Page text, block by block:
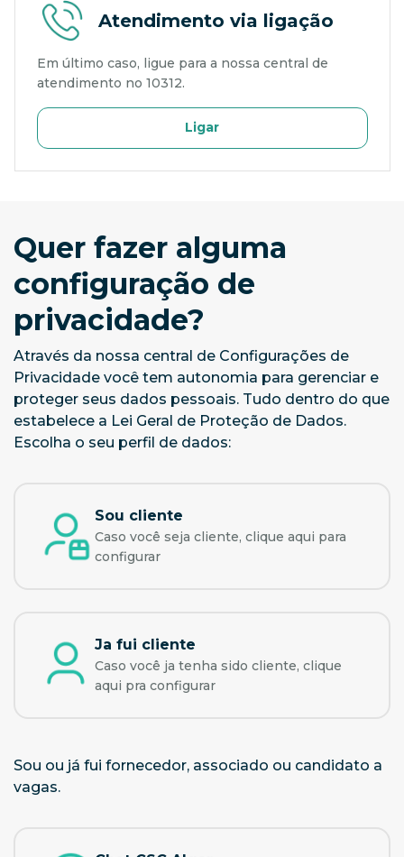
Atendimento via ligação
Em último caso, ligue para a nossa central de
atendimento no 10312.
Ligar
Quer fazer alguma
configuração de
privacidade?
Através da nossa central de Configurações de
Privacidade você tem autonomia para gerenciar e
proteger seus dados pessoais. Tudo dentro do que
estabelece a Lei Geral de Proteção de Dados.
Escolha o seu perfil de dados:
Sou cliente
Caso você seja cliente, clique aqui para
configurar
Ja fui cliente
Caso você ja tenha sido cliente, clique
aqui pra configurar
Sou ou já fui fornecedor, associado ou candidato a
vagas.